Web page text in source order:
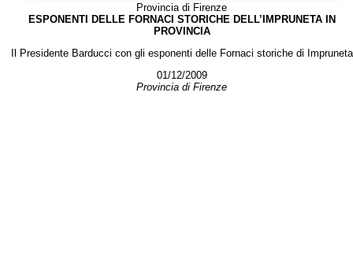
Provincia di Firenze
ESPONENTI DELLE FORNACI STORICHE DELL’IMPRUNETA IN
PROVINCIA
Il Presidente Barducci con gli esponenti delle Fornaci storiche di Impruneta
01/12/2009
Provincia di Firenze